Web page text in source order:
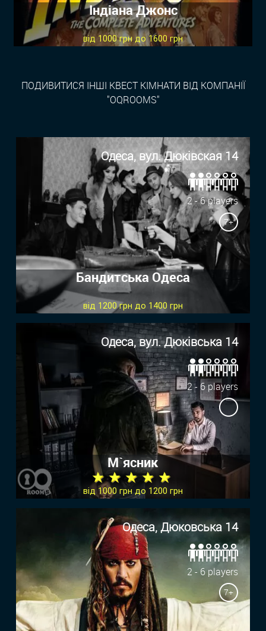
Індіана Джонс
від 1000 грн до 1600 грн
ПОДИВИТИСЯ ІНШІ КВЕСТ КІМНАТИ ВІД КОМПАНІЇ
"OQROOMS"
Одеса, вул. Дюківская 14
2 - 6 players
7+
Бандитська Одеса
від 1200 грн до 1400 грн
Одеса, вул. Дюкiвська 14
2 - 6 players
М`ясник
★ ★ ★ ★ ★
від 1000 грн до 1200 грн
Одеса, Дюковська 14
2 - 6 players
7+